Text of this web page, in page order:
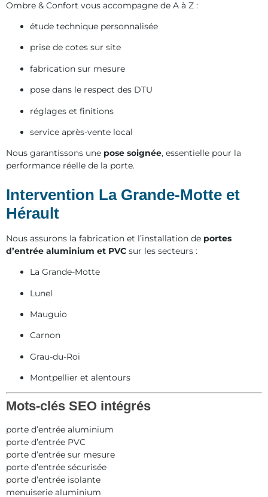
Ombre & Confort vous accompagne de A à Z :
étude technique personnalisée
prise de cotes sur site
fabrication sur mesure
pose dans le respect des DTU
réglages et finitions
service après-vente local
Nous garantissons une pose soignée, essentielle pour la
performance réelle de la porte.
Intervention La Grande-Motte et
Hérault
Nous assurons la fabrication et l’installation de portes
d’entrée aluminium et PVC sur les secteurs :
La Grande-Motte
Lunel
Mauguio
Carnon
Grau-du-Roi
Montpellier et alentours
Mots-clés SEO intégrés
porte d’entrée aluminium
porte d’entrée PVC
porte d’entrée sur mesure
porte d’entrée sécurisée
porte d’entrée isolante
menuiserie aluminium